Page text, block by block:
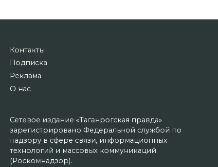
Контакты
Подписка
Реклама
О нас
Сетевое издание «Таганрогская правда»
зарегистрировано Федеральной службой по
надзору в сфере связи, информационных
технологий и массовых коммуникаций
(Роскомнадзор).